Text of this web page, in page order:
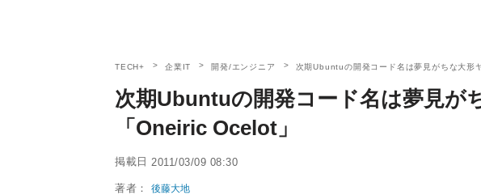
TECH+ 企業IT 開発/エンジニア 次期Ubuntuの開発コード名は夢見がちな大形
次期Ubuntuの開発コード名は夢見が
「Oneiric Ocelot」
掲載日 2011/03/09 08:30
著者：後藤大地